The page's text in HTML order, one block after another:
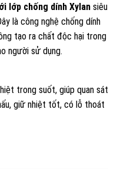
lớp chống dính Xylan siêu
là công nghệ chống dính
tạo ra chất độc hại trong
người sử dụng.
trong suốt, giúp quan sát
giữ nhiệt tốt, có lỗ thoát